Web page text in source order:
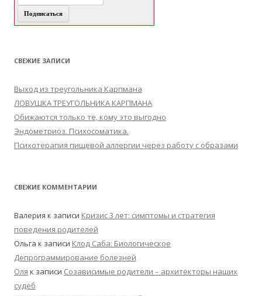
СВЕЖИЕ ЗАПИСИ
Выход из треугольника Карпмана
ЛОВУШКА ТРЕУГОЛЬНИКА КАРПМАНА
Обижаются только те, кому это выгодно
Эндометриоз. Психосоматика.
Психотерапия пищевой аллергии через работу с образами
СВЕЖИЕ КОММЕНТАРИИ
Валерия к записи Кризис 3 лет: симптомы и стратегия
поведения родителей
Ольга к записи Клод Саба: Биологическое
Депрограммирование болезней
Оля к записи Созависимые родители – архитекторы наших
судеб